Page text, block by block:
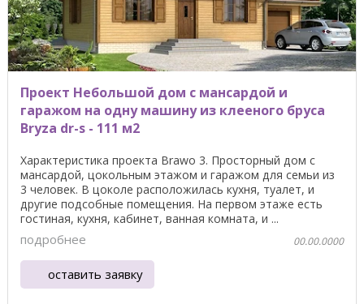
Проект Небольшой дом с мансардой и
гаражом на одну машину из клееного бруса
Bryza dr-s - 111 м2
Характеристика проекта Brawo 3. Просторный дом с
мансардой, цокольным этажом и гаражом для семьи из
3 человек. В цоколе расположилась кухня, туалет, и
другие подсобные помещения. На первом этаже есть
гостиная, кухня, кабинет, ванная комната, и ...
подробнее 00.00.0000
оставить заявку